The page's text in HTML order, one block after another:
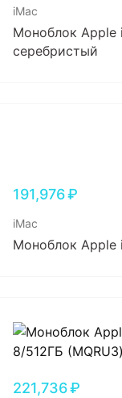
iMac
Моноблок Apple
серебристый
191,976₽
iMac
Моноблок Apple
221,736₽